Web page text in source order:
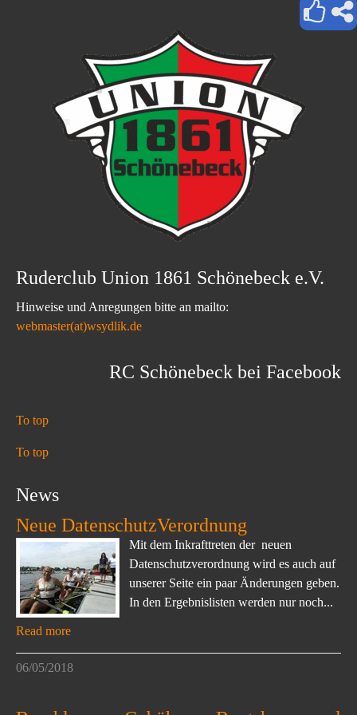
Ruderclub Union 1861 Schönebeck e.V.
Hinweise und Anregungen bitte an mailto:
webmaster(at)wsydlik.de
RC Schönebeck bei Facebook
To top
To top
News
Neue DatenschutzVerordnung
Mit dem Inkrafttreten der neuen
Datenschutzverordnung wird es auch auf
unserer Seite ein paar Änderungen geben.
In den Ergebnislisten werden nur noch...
Read more
06/05/2018